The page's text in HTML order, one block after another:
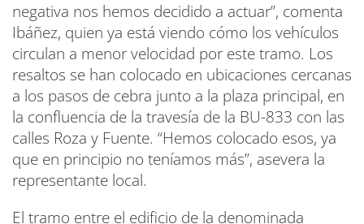
negativa nos hemos decidido a actuar”, comenta
Ibáñez, quien ya está viendo cómo los vehículos
circulan a menor velocidad por este tramo. Los
resaltos se han colocado en ubicaciones cercanas
a los pasos de cebra junto a la plaza principal, en
la confluencia de la travesía de la BU-833 con las
calles Roza y Fuente. “Hemos colocado esos, ya
que en principio no teníamos más”, asevera la
representante local.
El tramo entre el edificio de la denominada